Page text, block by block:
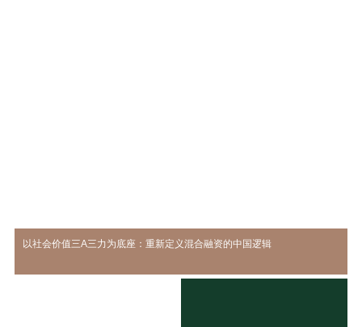
以社会价值三A三力为底座：重新定义混合融资的中国逻辑